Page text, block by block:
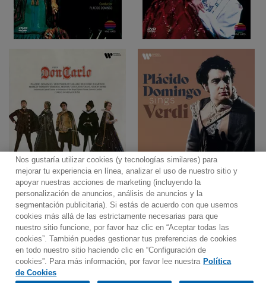
Contacto Boletin informativo
Términos de Uso
Política de Privacidad
Mapa web
Política de cookies
Ajustes de Cookies
Would you prefer to visit our website in English?
Nos gustaría utilizar cookies (y tecnologías similares) para
mejorar tu experiencia en línea, analizar el uso de nuestro sitio y
apoyar nuestras acciones de marketing (incluyendo la
personalización de anuncios, análisis de anuncios y la
segmentación publicitaria). Si estás de acuerdo con que usemos
cookies más allá de las estrictamente necesarias para que
nuestro sitio funcione, por favor haz clic en “Aceptar todas las
cookies”. También puedes gestionar tus preferencias de cookies
en todo nuestro sitio haciendo clic en “Configuración de
cookies”. Para más información, por favor lee nuestra Política
de Cookies